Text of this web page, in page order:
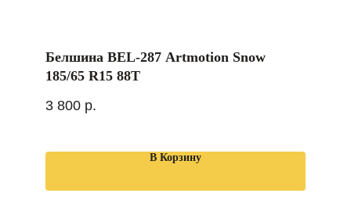
Белшина BEL-287 Artmotion Snow
185/65 R15 88T
3 800 р.
В Корзину